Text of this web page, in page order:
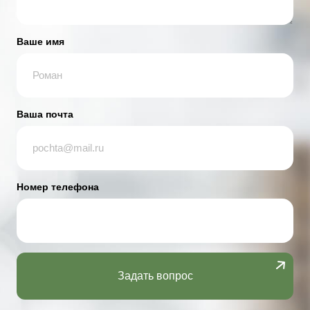
Ваше имя
Ваша почта
Номер телефона
Задать вопрос